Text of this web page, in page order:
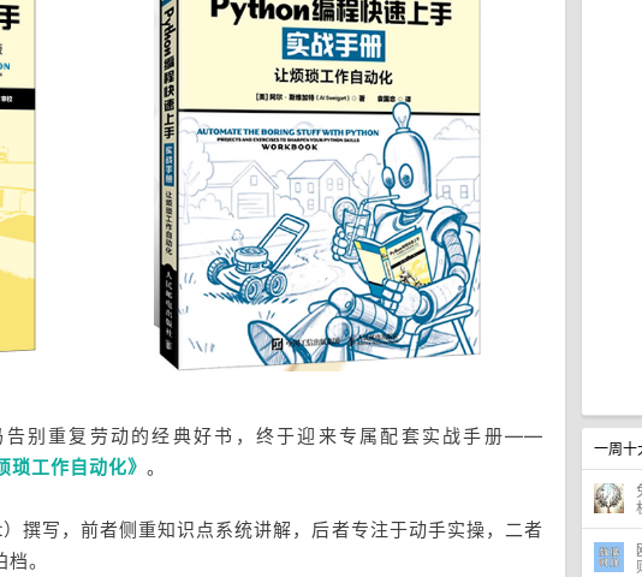
一周十
告别重复劳动的经典好书，终于迎来专属配套实战手册——
工作自动化》 。
撰写，前者侧重知识点系统讲解，后者专注于动手实操，二者
。